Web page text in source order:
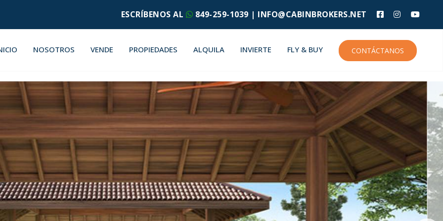
ESCRÍBENOS AL 849-259-1039 | INFO@CABINBROKERS.NET
NOSOTROS VENDE PROPIEDADES ALQUILA INVIERTE FLY & BUY CONTÁCTANOS